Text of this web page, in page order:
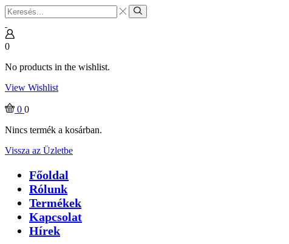
Search
input
Search
0
No products in the wishlist.
View Wishlist
0 0
Nincs termék a kosárban.
Vissza az Üzletbe
Főoldal
Rólunk
Termékek
Kapcsolat
Hírek